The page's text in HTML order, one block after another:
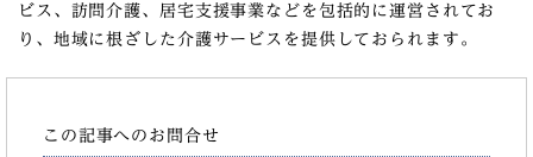
ビス、訪問介護、居宅支援事業などを包括的に運営されてお
り、地域に根ざした介護サービスを提供しておられます。
この記事へのお問合せ